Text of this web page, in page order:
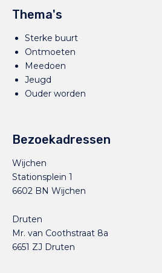
Thema's
Sterke buurt
Ontmoeten
Meedoen
Jeugd
Ouder worden
Bezoekadressen
Wijchen
Stationsplein 1
6602 BN Wijchen
Druten
Mr. van Coothstraat 8a
6651 ZJ Druten